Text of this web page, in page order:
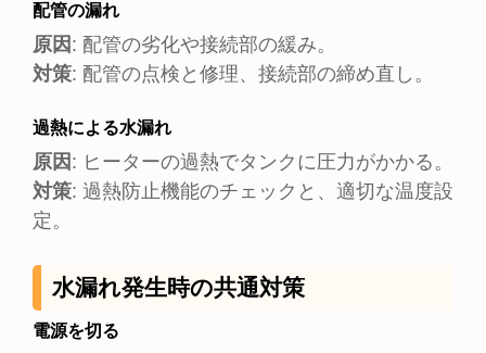
配管の漏れ
原因 : 配管の劣化や接続部の緩み。
対策: 配管の点検と修理、接続部の締め直し。
過熱による水漏れ
原因 : ヒーターの過熱でタンクに圧力がかかる。
対策: 過熱防止機能のチェックと、適切な温度設
定。
水漏れ発生時の共通対策
電源を切る